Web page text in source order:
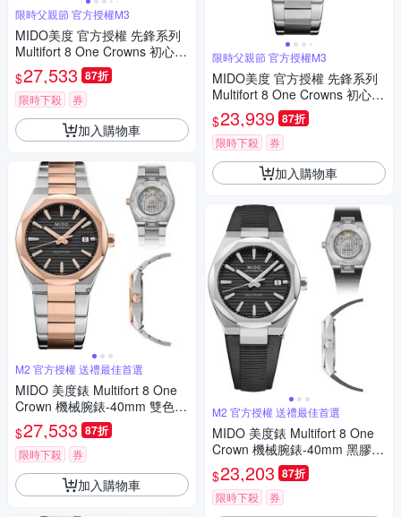
限時父親節 官方授權M3
MIDO美度 官方授權 先鋒系列
Multifort 8 One Crowns 初心不
變 李鍾碩 八角錶圈 機械腕錶
父親節 禮物 推薦 40mm/M055
5072205100
$27,533 87折
限時下殺 券
加入購物車
M2 官方授權 送禮最佳首選
MIDO 美度錶 Multifort 8 One
Crown 機械腕錶-40mm 雙色 M
0555072205100
$27,533 87折
限時下殺 券
加入購物車
限時父親節 官方授權M3
MIDO美度 官方授權 先鋒系列
Multifort 8 One Crowns 初心不
變 李鍾碩 八角錶圈 機械腕錶
父親節 禮物 推薦 40mm/M055
5071105100
$23,939 87折
限時下殺 券
加入購物車
M2 官方授權 送禮最佳首選
MIDO 美度錶 Multifort 8 One
Crown 機械腕錶-40mm 黑膠 M
0555071705100
$23,203 87折
限時下殺 券